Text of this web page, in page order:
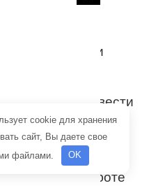
кареткой и
произвести
зависимости от
среза. Очень
при работе
cookie для хранения
сайт, Вы даете свое
файлами.
OK